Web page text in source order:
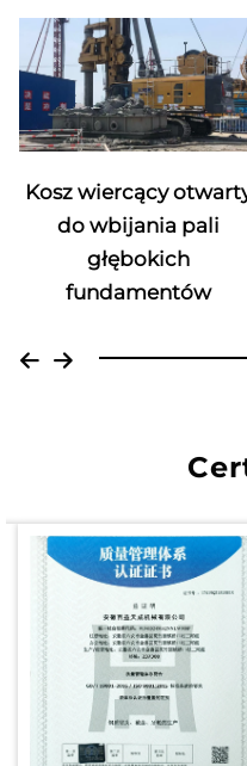
Kosz wiercący
do wbijania pali
głębokich
fundamentów